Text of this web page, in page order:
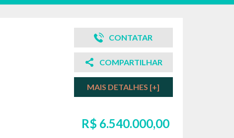
CONTATAR
COMPARTILHAR
MAIS DETALHES [+]
R$ 6.540.000,00